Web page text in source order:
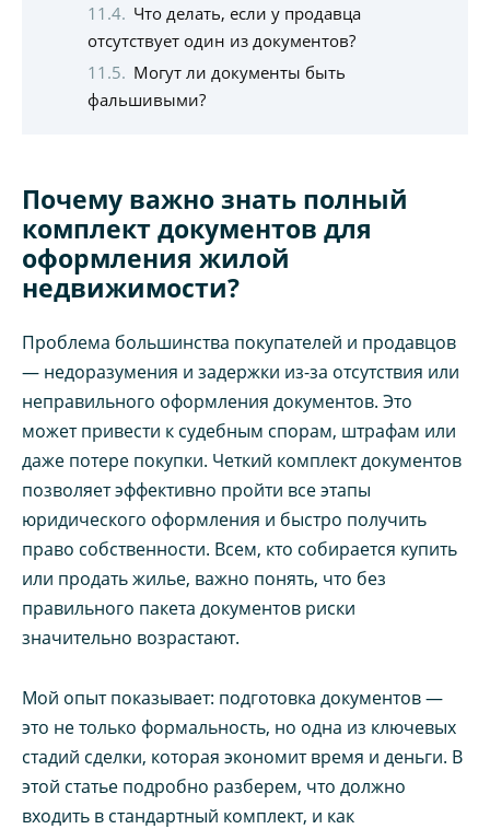
Что делать, если у продавца
отсутствует один из документов?
Могут ли документы быть
фальшивыми?
Почему важно знать полный
комплект документов для
оформления жилой
недвижимости?
Проблема большинства покупателей и продавцов
— недоразумения и задержки из-за отсутствия или
неправильного оформления документов. Это
может привести к судебным спорам, штрафам или
даже потере покупки. Четкий комплект документов
позволяет эффективно пройти все этапы
юридического оформления и быстро получить
право собственности. Всем, кто собирается купить
или продать жилье, важно понять, что без
правильного пакета документов риски
значительно возрастают.
Мой опыт показывает: подготовка документов —
это не только формальность, но одна из ключевых
стадий сделки, которая экономит время и деньги. В
этой статье подробно разберем, что должно
входить в стандартный комплект, и как